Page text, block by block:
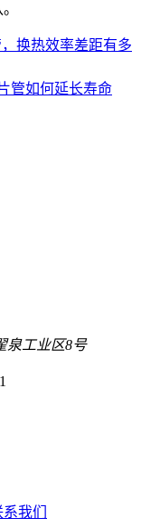
换热效率差距有多
管如何延长寿命
泉工业区8号
我们